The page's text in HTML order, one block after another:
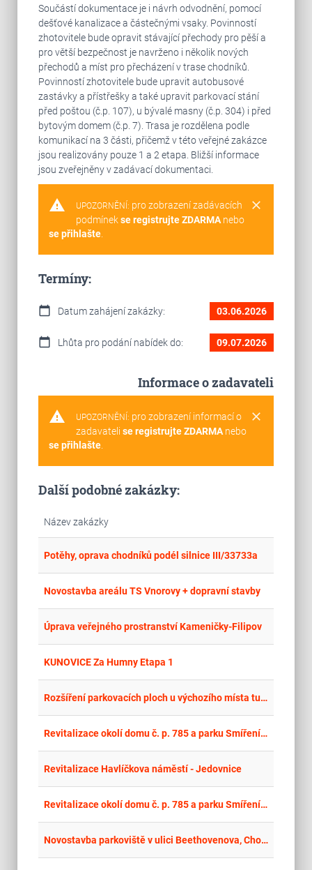
Součástí dokumentace je i návrh odvodnění, pomocí
dešťové kanalizace a částečnými vsaky. Povinností
zhotovitele bude opravit stávající přechody pro pěší a
pro větší bezpečnost je navrženo i několik nových
přechodů a míst pro přecházení v trase chodníků.
Povinností zhotovitele bude upravit autobusové
zastávky a přístřešky a také upravit parkovací stání
před poštou (č.p. 107), u bývalé masny (č.p. 304) i před
bytovým domem (č.p. 7). Trasa je rozdělena podle
komunikací na 3 části, přičemž v této veřejné zakázce
jsou realizovány pouze 1 a 2 etapa. Bližší informace
jsou zveřejněny v zadávací dokumentaci.
warning clear
UPOZORNĚNÍ: pro zobrazení zadávacích
podmínekse registrujte ZDARMAnebo
se přihlašte.
Termíny:
calendar_today Datum zahájení zakázky: 03.06.2026
calendar_today Lhůta pro podání nabídek do: 09.07.2026
Informace o zadavateli
warning clear
UPOZORNĚNÍ: pro zobrazení informací o
zadavateli se registrujte ZDARMAnebo
se přihlašte.
Další podobné zakázky:
Název zakázky
Potěhy, oprava chodníků podél silnice III/33733a
Novostavba areálu TS Vnorovy + dopravní stavby
Úprava veřejného prostranství Kameničky-Filipov
KUNOVICE Za Humny Etapa 1
Rozšíření parkovacích ploch u výchozího místa turistické trasy v obci Raškovice
Revitalizace okolí domu č. p. 785 a parku Smíření II v Hostinném
Revitalizace Havlíčkova náměstí - Jedovnice
Revitalizace okolí domu č. p. 785 a parku Smíření II v Hostinném
Novostavba parkoviště v ulici Beethovenova, Chomutov